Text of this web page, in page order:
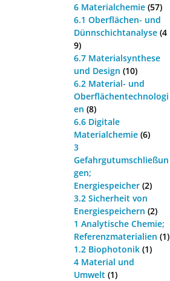
6 Materialchemie (57)
6.1 Oberflächen- und
Dünnschichtanalyse (4
9)
6.7 Materialsynthese
und Design (10)
6.2 Material- und
Oberflächentechnologi
en (8)
6.6 Digitale
Materialchemie (6)
3
Gefahrgutumschließun
gen;
Energiespeicher (2)
3.2 Sicherheit von
Energiespeichern (2)
1 Analytische Chemie;
Referenzmaterialien (1)
1.2 Biophotonik (1)
4 Material und
Umwelt (1)